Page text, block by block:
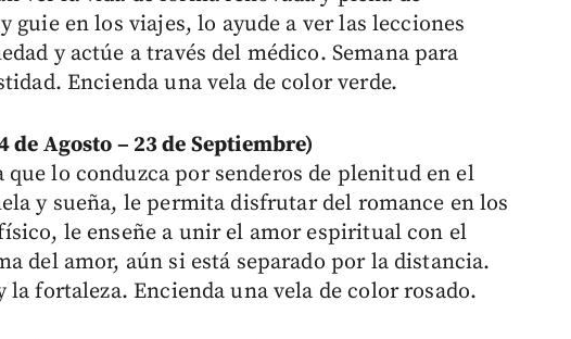
guie en los viajes, lo ayude a ver las lecciones
y actúe a través del médico. Semana para
Encienda una vela de color verde.
de Agosto – 23 de Septiembre)
lo conduzca por senderos de plenitud en el
y sueña, le permita disfrutar del romance en los
le enseñe a unir el amor espiritual con el
del amor, aún si está separado por la distancia.
la fortaleza. Encienda una vela de color rosado.